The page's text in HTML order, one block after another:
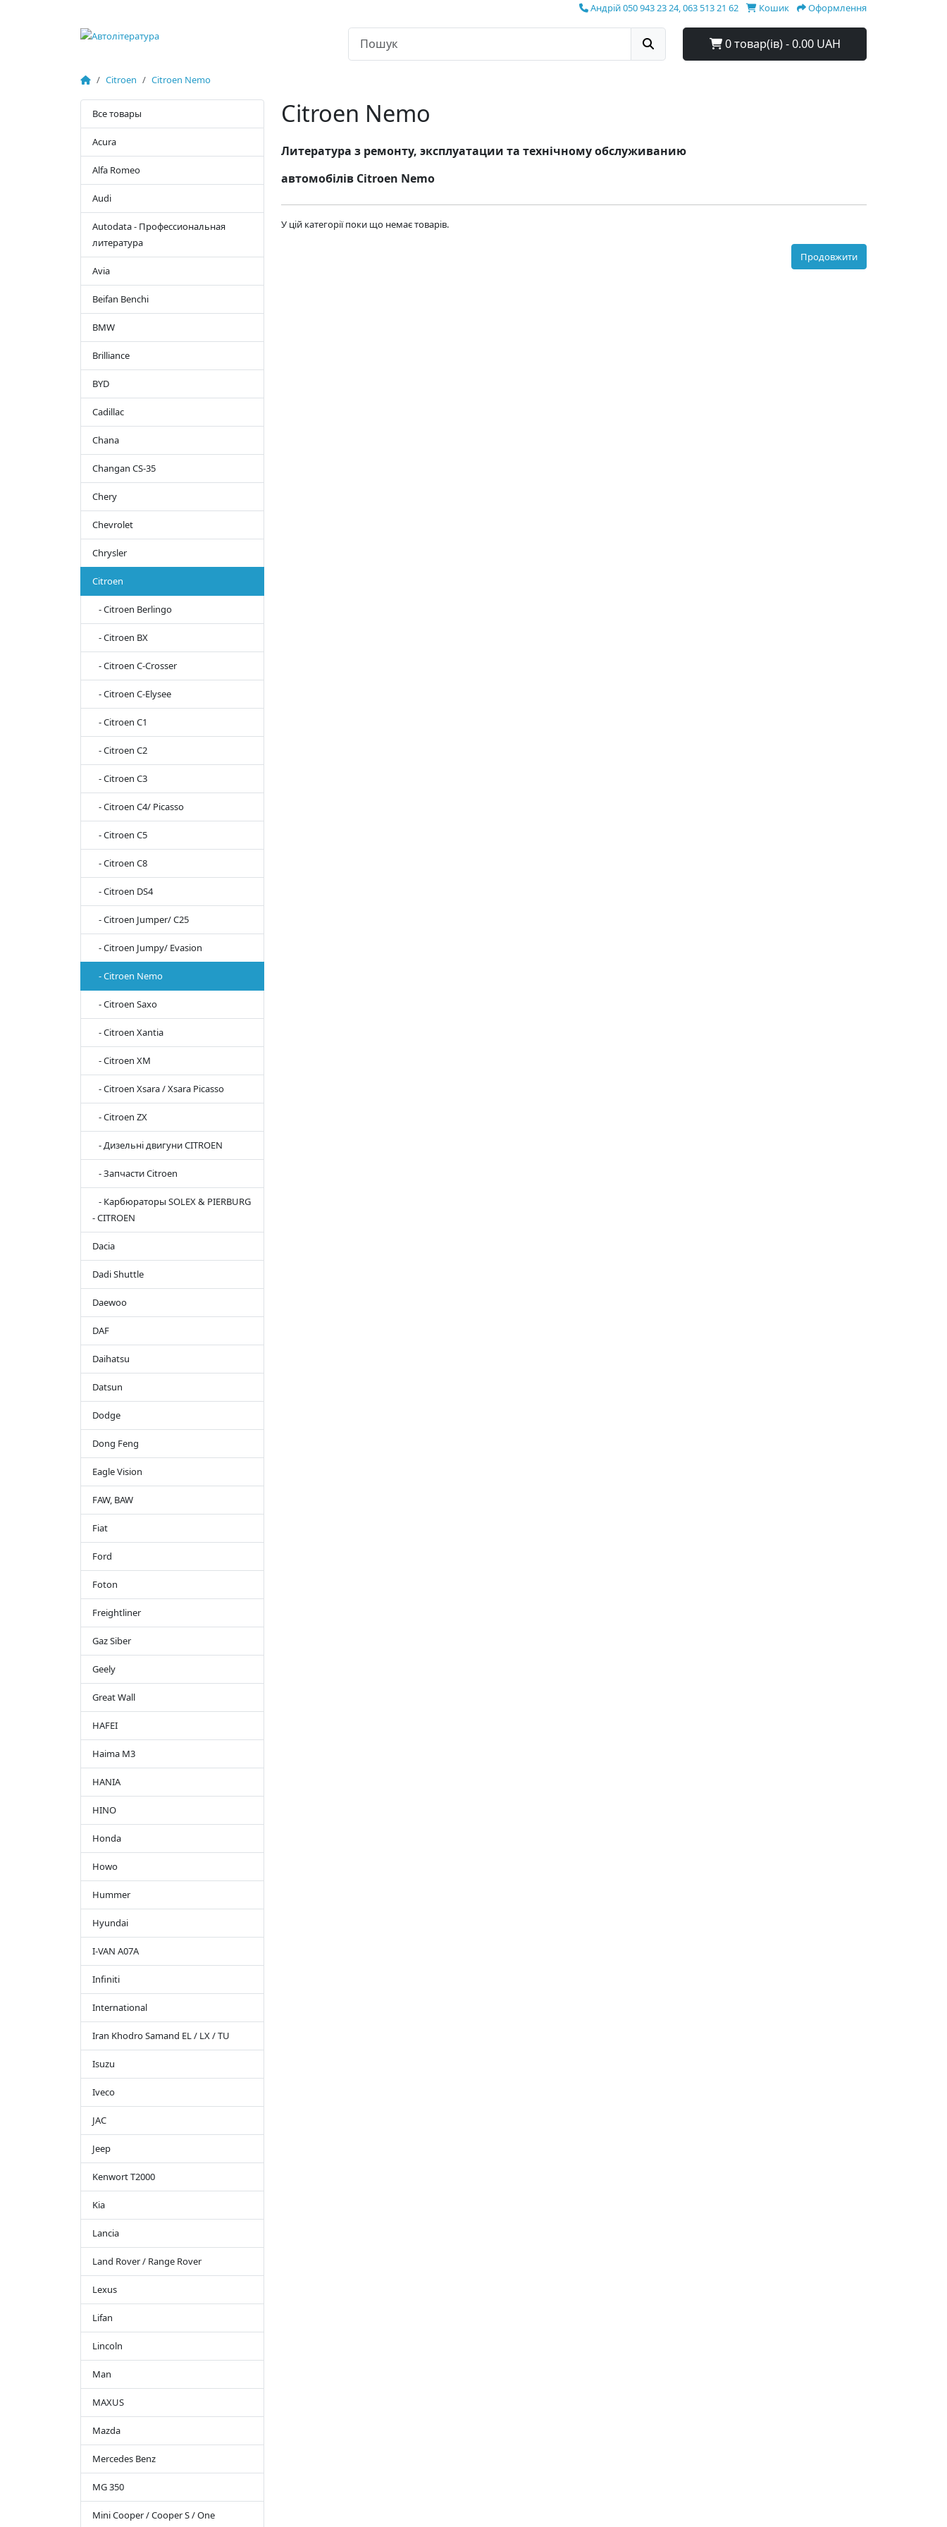
Андрій 050 943 23 24, 063 513 21 62 Кошик Оформлення
0 товар(ів) - 0.00 UAH
Citroen Citroen Nemo
Все товары
Acura
Alfa Romeo
Audi
Autodata - Профессиональная
литература
Avia
Beifan Benchi
BMW
Brilliance
BYD
Cadillac
Chana
Changan CS-35
Chery
Chevrolet
Chrysler
Citroen
- Citroen Berlingo
- Citroen BX
- Citroen C-Crosser
- Citroen C-Elysee
- Citroen C1
- Citroen C2
- Citroen C3
- Citroen C4/ Picasso
- Citroen C5
- Citroen C8
- Citroen DS4
- Citroen Jumper/ C25
- Citroen Jumpy/ Evasion
- Citroen Nemo
- Citroen Saxo
- Citroen Xantia
- Citroen XM
- Citroen Xsara / Xsara Picasso
- Citroen ZX
- Дизельні двигуни CITROEN
- Запчасти Citroen
- Карбюраторы SOLEX & PIERBURG
- CITROEN
Dacia
Dadi Shuttle
Daewoo
DAF
Daihatsu
Datsun
Dodge
Dong Feng
Eagle Vision
FAW, BAW
Fiat
Ford
Foton
Freightliner
Gaz Siber
Geely
Great Wall
HAFEI
Haima M3
HANIA
HINO
Honda
Howo
Hummer
Hyundai
I-VAN A07A
Infiniti
International
Iran Khodro Samand EL / LX / TU
Isuzu
Iveco
JAC
Jeep
Kenwort T2000
Kia
Lancia
Land Rover / Range Rover
Lexus
Lifan
Lincoln
Man
MAXUS
Mazda
Mercedes Benz
MG 350
Mini Cooper / Cooper S / One
Citroen Nemo
Литература з ремонту, эксплуатации та технічному обслуживанию
автомобілів Citroen Nemo
У цій категорії поки що немає товарів.
Продовжити